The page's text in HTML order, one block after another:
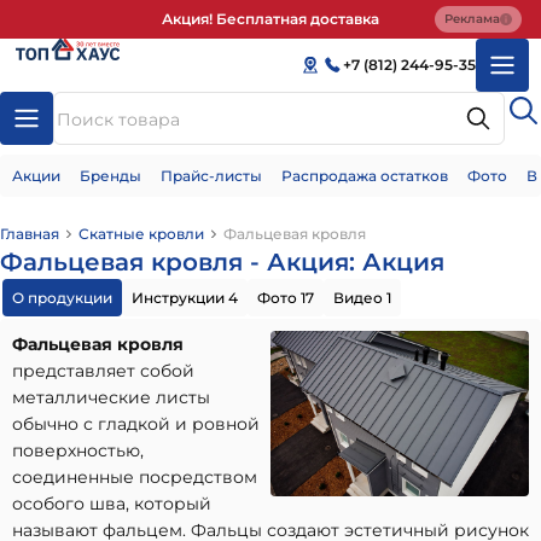
Акция! Бесплатная доставка Реклама
+7 (812) 244-95-35
Акции Бренды Прайс-листы Распродажа остатков Фото
Главная Скатные кровли Фальцевая кровля
Фальцевая кровля - Акция: Акция
О продукции Инструкции 4 Фото 17 Видео 1
Фальцевая кровля
представляет собой
металлические листы
обычно с гладкой и ровной
поверхностью,
соединенные посредством
особого шва, который
называют фальцем. Фальцы создают эстетичный рисунок